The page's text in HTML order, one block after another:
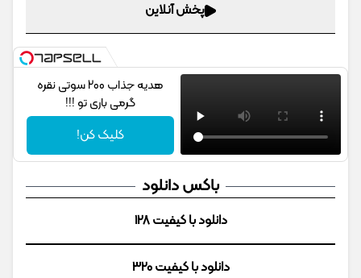
پخش آنلاین
هدیه جذاب 200 سوتی نقره
گرمی باری تو !!!
کلیک کن!
باکس دانلود
دانلود با کیفیت 128
دانلود با کیفیت 320